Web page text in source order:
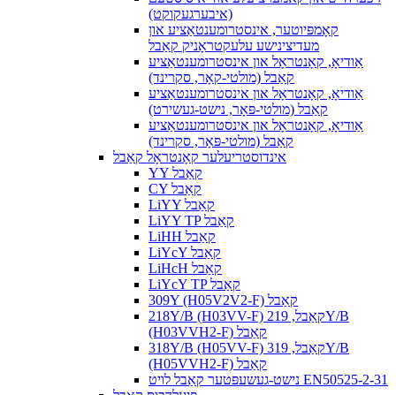
(איבערגעקוקט)
קאָמפּיוטער, אינסטרומענטאַציע און
מעדיצינישע עלעקטראָניק קאַבל
אַודיאָ, קאָנטראָל און אינסטרומענטאַציע
קאַבל (מולטי-קאָר, סקרינד)
אַודיאָ, קאָנטראָל און אינסטרומענטאַציע
קאַבל (מולטי-פּאָר, נישט-געשירט)
אַודיאָ, קאָנטראָל און אינסטרומענטאַציע
קאַבל (מולטי-פּאָר, סקרינד)
אינדוסטריעלער קאָנטראָל קאַבל
YY קאַבל
CY קאַבל
LiYY קאַבל
LiYY TP קאַבל
LiHH קאַבל
LiYcY קאַבל
LiHcH קאַבל
LiYcY TP קאַבל
309Y (H05V2V2-F) קאַבל
218Y/B (H03VV-F) קאַבל, 219Y/B
(H03VVH2-F) קאַבל
318Y/B (H05VV-F) קאַבל, 319Y/B
(H05VVH2-F) קאַבל
נישט-געשעפּטער קאַבל לויט EN50525-2-31